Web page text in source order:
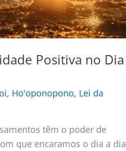
Positiva no Dia
, Ho'oponopono, Lei da
têm o poder de
que encaramos o dia a dia